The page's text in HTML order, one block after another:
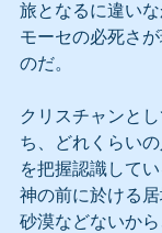
旅となるに違いな
モーセの必死さ
のだ。
クリスチャンと
ち、どれくらい
を把握認識して
神の前に於ける居
砂漠などないから